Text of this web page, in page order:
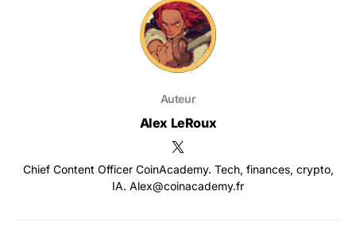
Auteur
Alex LeRoux
Chief Content Officer CoinAcademy. Tech, finances, crypto,
IA. Alex@coinacademy.fr